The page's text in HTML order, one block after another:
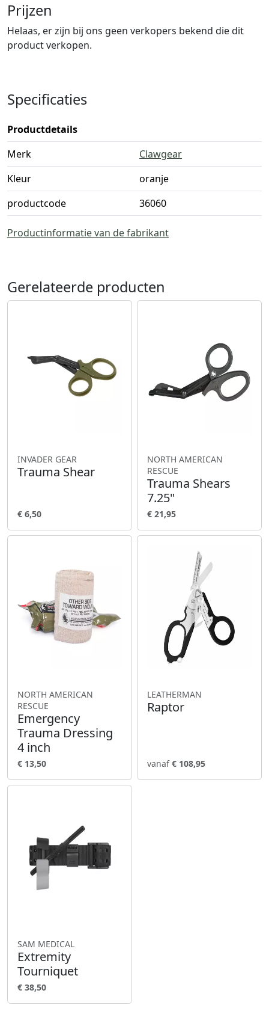
Prijzen
Helaas, er zijn bij ons geen verkopers bekend die dit
product verkopen.
Specificaties
Productdetails
Merk
Clawgear
Kleur
oranje
productcode
36060
Productinformatie van de fabrikant
Gerelateerde producten
INVADER GEAR
Trauma Shear
€ 6,50
NORTH AMERICAN
RESCUE
Trauma Shears
7.25"
€ 21,95
NORTH AMERICAN
RESCUE
Emergency
Trauma Dressing
4 inch
€ 13,50
LEATHERMAN
Raptor
vanaf€ 108,95
SAM MEDICAL
Extremity
Tourniquet
€ 38,50